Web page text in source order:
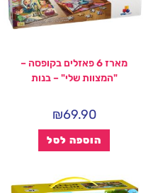
מארז 6 פאזלים בקופסה –
"המצוות שלי" – בנות
₪69.90
הוספה לסל